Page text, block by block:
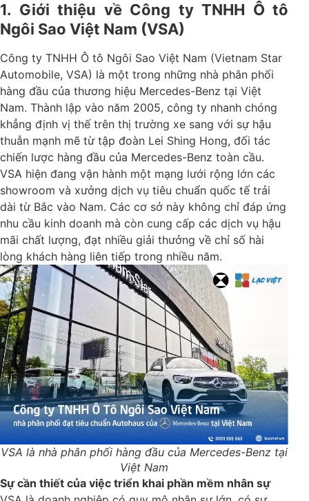
1. Giới thiệu về Công ty TNHH Ô tô
Ngôi Sao Việt Nam (VSA)
Công ty TNHH Ô tô Ngôi Sao Việt Nam (Vietnam Star
Automobile, VSA) là một trong những nhà phân phối
hàng đầu của thương hiệu Mercedes-Benz tại Việt
Nam. Thành lập vào năm 2005, công ty nhanh chóng
khẳng định vị thế trên thị trường xe sang với sự hậu
thuẫn mạnh mẽ từ tập đoàn Lei Shing Hong, đối tác
chiến lược hàng đầu của Mercedes-Benz toàn cầu.
VSA hiện đang vận hành một mạng lưới rộng lớn các
showroom và xưởng dịch vụ tiêu chuẩn quốc tế trải
dài từ Bắc vào Nam. Các cơ sở này không chỉ đáp ứng
nhu cầu kinh doanh mà còn cung cấp các dịch vụ hậu
mãi chất lượng, đạt nhiều giải thưởng về chỉ số hài
lòng khách hàng liên tiếp trong nhiều năm.
VSA là nhà phân phối hàng đầu của Mercedes-Benz tại
Việt Nam
Sự cần thiết của việc triển khai phần mềm nhân sự